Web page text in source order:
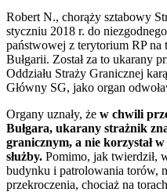
Robert N., chorąży sztabowy
styczniu 2018 r. do
państwowej z terytorium RP
Bułgarii. Został za to ukarany
Oddziału Straży Granicznej
Główny SG, jako organ
Organy uznały, że w chwili
Bułgara, ukarany strażnik
granicznym, a nie korzystał
służby. Pomimo, jak twierdził,
budynku i patrolowania torów,
przekroczenia, chociaż na